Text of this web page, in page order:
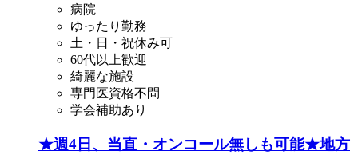
病院
ゆったり勤務
土・日・祝休み可
60代以上歓迎
綺麗な施設
専門医資格不問
学会補助あり
★週4日、当直・オンコール無しも可能★地方